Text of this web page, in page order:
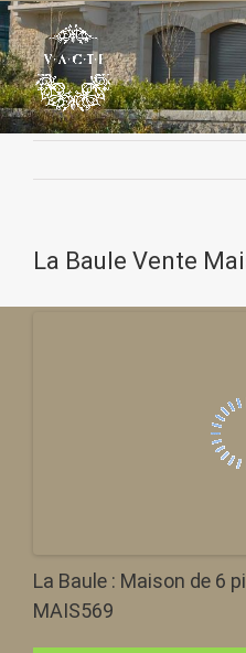
Passer
au
contenu
La Baule Vente
La Baule : Maison de 6
MAIS569